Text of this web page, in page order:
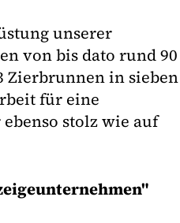
unserer
von bis dato rund 90
Zierbrunnen in sieben
für eine
stolz wie auf